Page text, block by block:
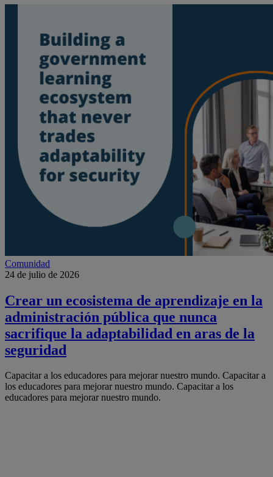
Comunidad
24 de julio de 2026
Crear un ecosistema de aprendizaje en la
administración pública que nunca
sacrifique la adaptabilidad en aras de la
seguridad
Capacitar a los educadores para mejorar nuestro mundo. Capacitar a
los educadores para mejorar nuestro mundo. Capacitar a los
educadores para mejorar nuestro mundo.